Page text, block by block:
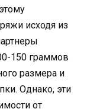
исходя из
150 граммов
размера и
Однако, эти
от